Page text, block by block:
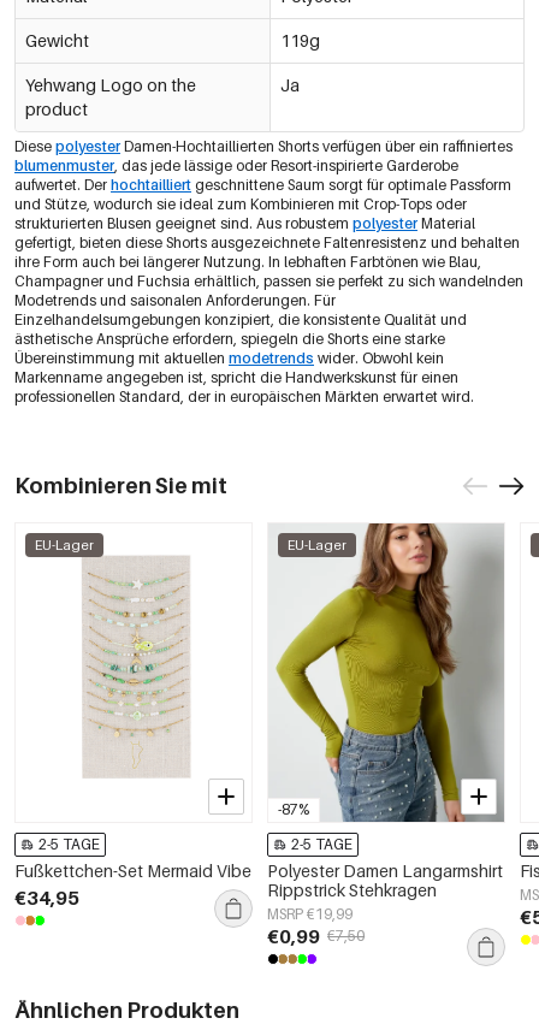
Gewicht 119g
Yehwang Logo on the
product
Ja
Diese polyester Damen-Hochtaillierten Shorts verfügen über ein raffiniertes
blumenmuster, das jede lässige oder Resort-inspirierte Garderobe
aufwertet. Der hochtailliert geschnittene Saum sorgt für optimale Passform
und Stütze, wodurch sie ideal zum Kombinieren mit Crop-Tops oder
strukturierten Blusen geeignet sind. Aus robustem polyester Material
gefertigt, bieten diese Shorts ausgezeichnete Faltenresistenz und behalten
ihre Form auch bei längerer Nutzung. In lebhaften Farbtönen wie Blau,
Champagner und Fuchsia erhältlich, passen sie perfekt zu sich wandelnden
Modetrends und saisonalen Anforderungen. Für
Einzelhandelsumgebungen konzipiert, die konsistente Qualität und
ästhetische Ansprüche erfordern, spiegeln die Shorts eine starke
Übereinstimmung mit aktuellen modetrends wider. Obwohl kein
Markenname angegeben ist, spricht die Handwerkskunst für einen
professionellen Standard, der in europäischen Märkten erwartet wird.
Kombinieren Sie mit
EU-Lager
2-5 TAGE
Fußkettchen-Set Mermaid Vibe
€34,95
-87%
EU-Lager
2-5 TAGE
Polyester Damen Langarmshirt
Rippstrick Stehkragen
MSRP €19,99
€0,99 €7,50
Ähnlichen Produkten